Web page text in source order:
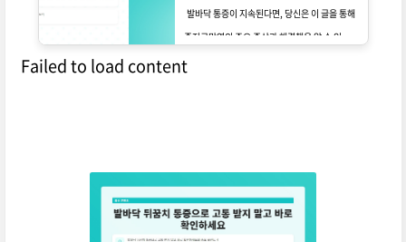
발바닥 통증이 지속된다면, 당신은 이 글을 통해
족저근막염의 주요 증상과 해결책을 알 수 있습니
Failed to load content